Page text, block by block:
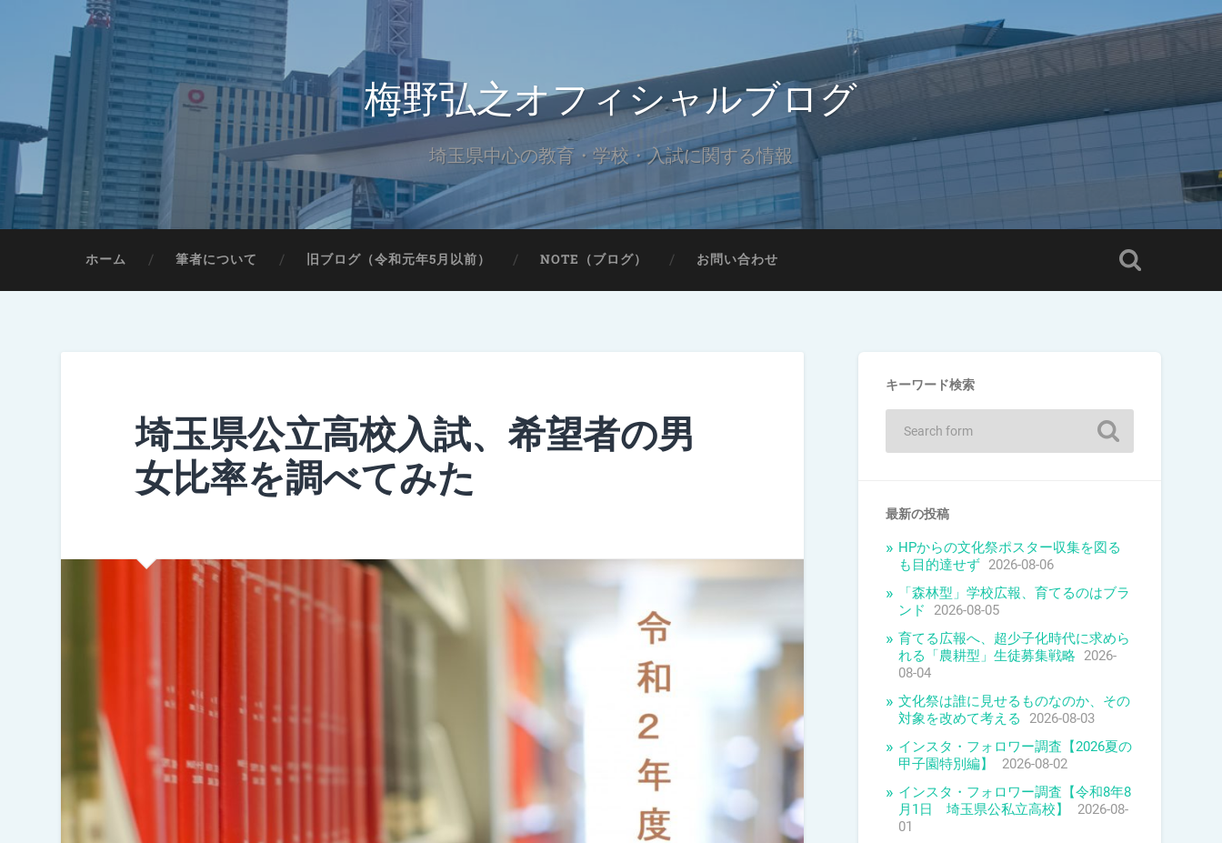
梅野弘之オフィシャルブログ
埼玉県中心の教育・学校・入試に関する情報
ホーム 筆者について 旧ブログ（令和元年5月以前） NOTE（ブログ） お問い合わせ
埼玉県公立高校入試、希望者の男
女比率を調べてみた
キーワード検索
最新の投稿
HPからの文化祭ポスター収集を図る
も目的達せず 2026-08-06
「森林型」学校広報、育てるのはブラ
ンド
2026-08-05
育てる広報へ、超少子化時代に求めら
れる「農耕型」生徒募集戦略 2026-
08-04
文化祭は誰に見せるものなのか、その
対象を改めて考える
2026-08-03
インスタ・フォロワー調査【2026夏の
甲子園特別編】
2026-08-02
インスタ・フォロワー調査【令和8年8
月1日 埼玉県公私立高校】
2026-08-
01